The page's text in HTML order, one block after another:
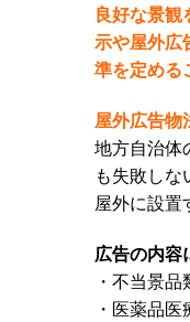
良好な景
示や屋外広
準を定める
屋外広告物
地方自治体
も失敗しな
屋外に設置
広告の内容
・不当景
・医薬品